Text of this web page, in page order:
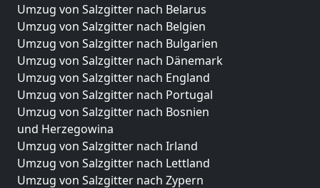
Umzug von Salzgitter nach Belarus
Umzug von Salzgitter nach Belgien
Umzug von Salzgitter nach Bulgarien
Umzug von Salzgitter nach Dänemark
Umzug von Salzgitter nach England
Umzug von Salzgitter nach Portugal
Umzug von Salzgitter nach Bosnien
und Herzegowina
Umzug von Salzgitter nach Irland
Umzug von Salzgitter nach Lettland
Umzug von Salzgitter nach Zypern